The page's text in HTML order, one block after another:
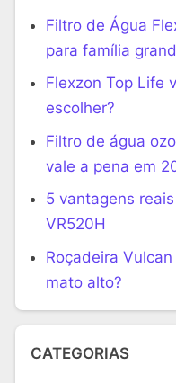
Filtro de Água
para família
Flexzon Top Life
escolher?
Filtro de água
vale a pena em
5 vantagens
VR520H
Roçadeira
mato alto?
CATEGORIAS